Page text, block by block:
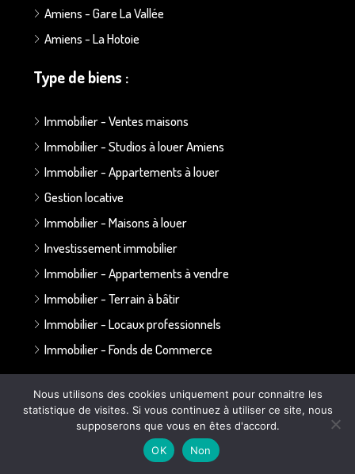
Amiens - Gare La Vallée
Amiens - La Hotoie
Type de biens :
Immobilier - Ventes maisons
Immobilier - Studios à louer Amiens
Immobilier - Appartements à louer
Gestion locative
Immobilier - Maisons à louer
Investissement immobilier
Immobilier - Appartements à vendre
Immobilier - Terrain à bâtir
Immobilier - Locaux professionnels
Immobilier - Fonds de Commerce
Annonces par secteur :
Secteur Bapaume - Albert
Nous utilisons des cookies uniquement pour connaitre les
statistique de visites. Si vous continuez à utiliser ce site, nous
supposerons que vous en êtes d'accord.
OK
Non